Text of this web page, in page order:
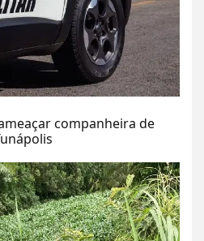
companheira de